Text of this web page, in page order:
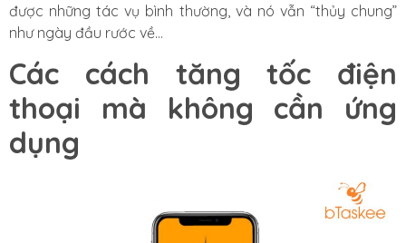
được những tác vụ bình thường, và nó vẫn “thủy chung”
như ngày đầu rước về…
Các cách tăng tốc điện
thoại mà không cần ứng
dụng